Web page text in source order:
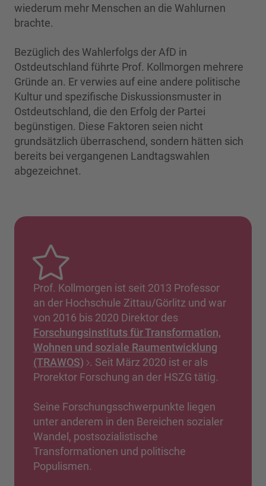
wiederum mehr Menschen an die Wahlurnen
brachte.
Bezüglich des Wahlerfolgs der AfD in
Ostdeutschland führte Prof. Kollmorgen mehrere
Gründe an. Er verwies auf eine andere politische
Kultur und spezifische Diskussionsmuster in
Ostdeutschland, die den Erfolg der Partei
begünstigen. Diese Faktoren seien nicht
grundsätzlich überraschend, sondern hätten sich
bereits bei vergangenen Landtagswahlen
abgezeichnet.
Prof. Kollmorgen ist seit 2013 Professor
an der Hochschule Zittau/Görlitz und war
von 2016 bis 2020 Direktor des
Forschungsinstituts für Transformation,
Wohnen und soziale Raumentwicklung
(TRAWOS) . Seit März 2020 ist er als
Prorektor Forschung an der HSZG tätig.
Seine Forschungsschwerpunkte liegen
unter anderem in den Bereichen sozialer
Wandel, postsozialistische
Transformationen und politische
Populismen.